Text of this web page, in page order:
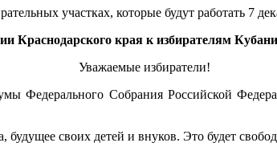
участках, которые будут работать 7
Краснодарского края к избирателям
Уважаемые избиратели!
Федерального Собрания Российской
будущее своих детей и внуков. Это будет